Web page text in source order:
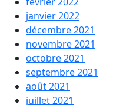
janvier 2022
décembre 2021
novembre 2021
octobre 2021
septembre 2021
août 2021
juillet 2021